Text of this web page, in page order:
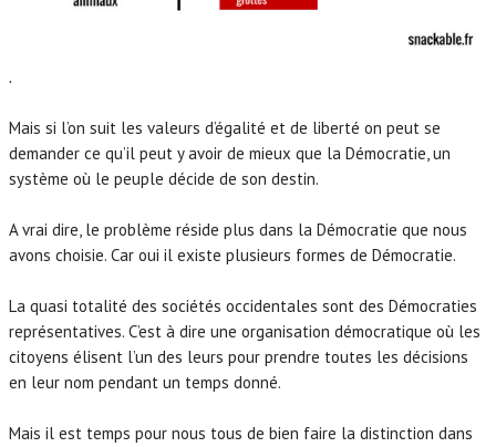
.
Mais si l’on suit les valeurs d’égalité et de liberté on peut se
demander ce qu’il peut y avoir de mieux que la Démocratie, un
système où le peuple décide de son destin.
A vrai dire, le problème réside plus dans la Démocratie que nous
avons choisie. Car oui il existe plusieurs formes de Démocratie.
La quasi totalité des sociétés occidentales sont des Démocraties
représentatives. C’est à dire une organisation démocratique où les
citoyens élisent l’un des leurs pour prendre toutes les décisions
en leur nom pendant un temps donné.
Mais il est temps pour nous tous de bien faire la distinction dans